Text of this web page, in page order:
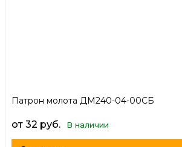
Патрон молота ДМ240-04-00СБ
от 32 руб. В наличии